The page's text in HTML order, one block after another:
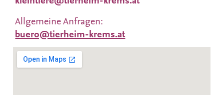
Allgemeine Anfragen:
buero@tierheim-krems.at